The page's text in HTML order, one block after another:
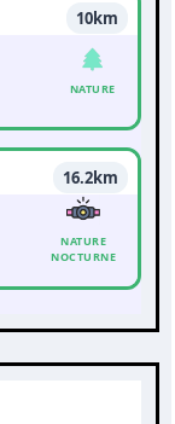
10km
NATURE
16.2km
NATURE
NOCTURNE